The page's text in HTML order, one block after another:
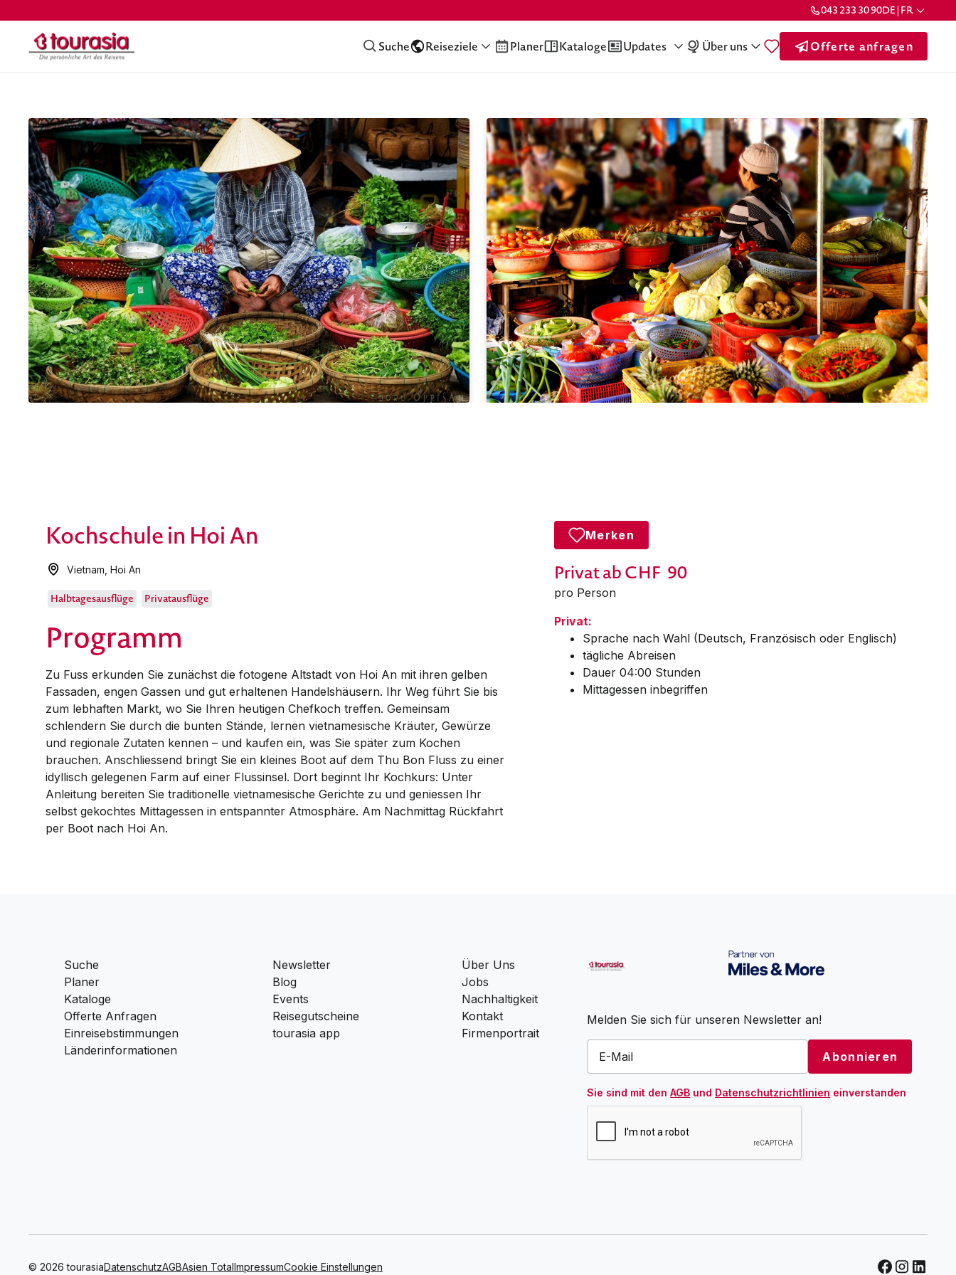
043 233 30 90DE | FR
Suche Reiseziele Planer Kataloge Updates Über uns Offerte anfragen
Kochschule in Hoi An
Vietnam ,Hoi An
Halbtagesausflüge Privatausflüge
Programm
Zu Fuss erkunden Sie zunächst die fotogene Altstadt von Hoi An mit ihren gelben
Fassaden, engen Gassen und gut erhaltenen Handelshäusern. Ihr Weg führt Sie bis
zum lebhaften Markt, wo Sie Ihren heutigen Chefkoch treffen. Gemeinsam
schlendern Sie durch die bunten Stände, lernen vietnamesische Kräuter, Gewürze
und regionale Zutaten kennen – und kaufen ein, was Sie später zum Kochen
brauchen. Anschliessend bringt Sie ein kleines Boot auf dem Thu Bon Fluss zu einer
idyllisch gelegenen Farm auf einer Flussinsel. Dort beginnt Ihr Kochkurs: Unter
Anleitung bereiten Sie traditionelle vietnamesische Gerichte zu und geniessen Ihr
selbst gekochtes Mittagessen in entspannter Atmosphäre. Am Nachmittag Rückfahrt
per Boot nach Hoi An.
Merken
Privatab CHF 90
pro Person
Privat:
Sprache nach Wahl (Deutsch, Französisch oder Englisch)
tägliche Abreisen
Dauer 04:00 Stunden
Mittagessen inbegriffen
Suche
Planer
Kataloge
Offerte Anfragen
Einreisebstimmungen
Länderinformationen
Newsletter
Blog
Events
Reisegutscheine
tourasia app
Über Uns
Jobs
Nachhaltigkeit
Kontakt
Firmenportrait
Melden Sie sich für unseren Newsletter an!
Sie sind mit denAGB und Datenschutzrichtlinien einverstanden
© 2026 tourasiaDatenschutzAGBAsien TotalImpressumCookie Einstellungen